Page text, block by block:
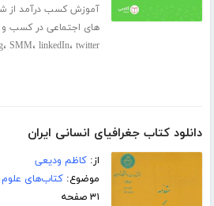
آموزش کسب درآمد از
های اجتماعی در کسب و
، SMM، linkedIn، twitter
دانلود کتاب جغرافیای انسانی ایران
از:کاظم ودیعی
موضوع:کتاب‌های علوم
۳۱ صفحه